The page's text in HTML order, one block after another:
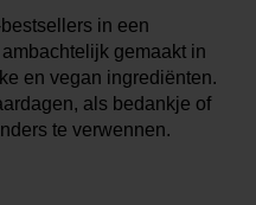
in een
gemaakt in
en vegan ingrediënten.
als bedankje of
te verwennen.